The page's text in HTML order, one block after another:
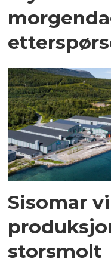
Sisomar
storsmolt